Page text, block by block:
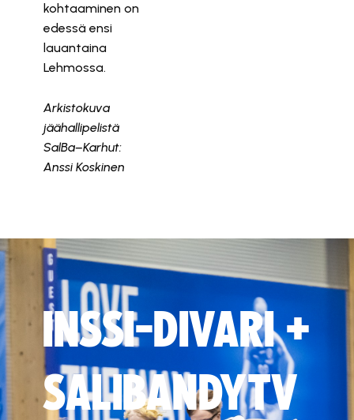
kohtaaminen on
edessä ensi
lauantaina
Lehmossa.
Arkistokuva
jäähallipelistä
SalBa–Karhut:
Anssi Koskinen
INSSI-DIVARI +
SALIBANDYTV